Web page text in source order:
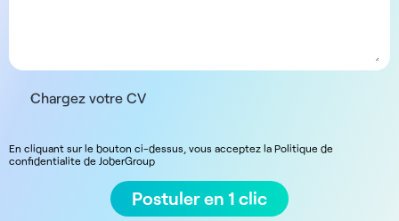
Chargez votre CV
En cliquant sur le bouton ci-dessus, vous acceptez la Politique de
confidentialite de JoberGroup
Postuler en 1 clic